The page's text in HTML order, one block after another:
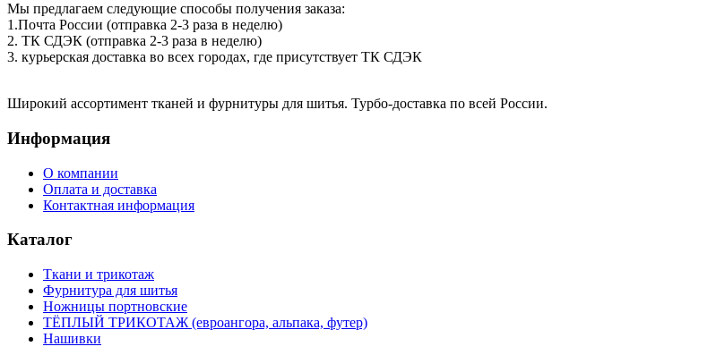
Мы предлагаем следующие способы получения заказа:
1.Почта России (отправка 2-3 раза в неделю)
2. ТК СДЭК (отправка 2-3 раза в неделю)
3. курьерская доставка во всех городах, где присутствует ТК СДЭК
Широкий ассортимент тканей и фурнитуры для шитья. Турбо-доставка по всей России.
Информация
О компании
Оплата и доставка
Контактная информация
Каталог
Ткани и трикотаж
Фурнитура для шитья
Ножницы портновские
ТЁПЛЫЙ ТРИКОТАЖ (евроангора, альпака, футер)
Нашивки